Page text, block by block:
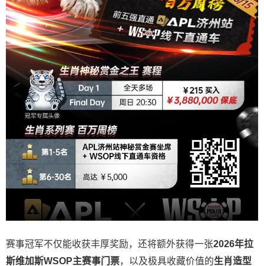
赛事冠军不仅能收获丰厚奖励，还将额外获得一张2026年拉
斯维加斯WSOP主赛事门票，以及极具收藏价值的生肖造型